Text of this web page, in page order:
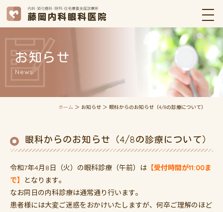
お知らせ
News
ホーム ＞ お知らせ ＞ 眼科からのお知らせ（4/8の診療について）
眼科からのお知らせ（4/8の診療について）
令和7年4月8日（火）の眼科診療（午前）は 【受付時間が11:00ま
で】
となります。
なお同日の内科診療は通常通り行います。
患者様には大変ご迷惑をおかけいたしますが、何卒ご理解のほど